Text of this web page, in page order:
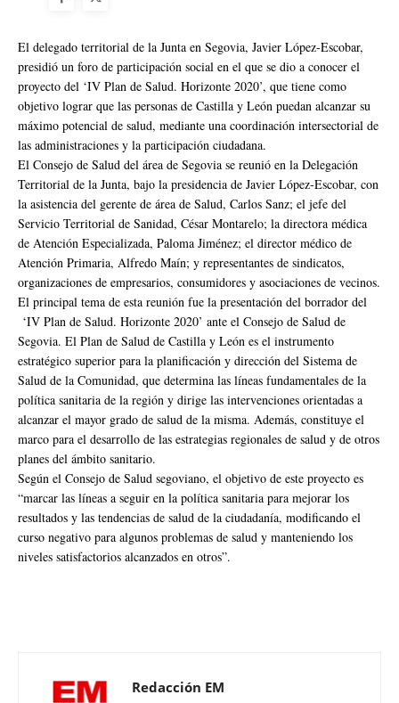
El delegado territorial de la Junta en Segovia, Javier López-Escobar,
presidió un foro de participación social en el que se dio a conocer el
proyecto del ‘IV Plan de Salud. Horizonte 2020’, que tiene como
objetivo lograr que las personas de Castilla y León puedan alcanzar su
máximo potencial de salud, mediante una coordinación intersectorial de
las administraciones y la participación ciudadana.
El Consejo de Salud del área de Segovia se reunió en la Delegación
Territorial de la Junta, bajo la presidencia de Javier López-Escobar, con
la asistencia del gerente de área de Salud, Carlos Sanz; el jefe del
Servicio Territorial de Sanidad, César Montarelo; la directora médica
de Atención Especializada, Paloma Jiménez; el director médico de
Atención Primaria, Alfredo Maín; y representantes de sindicatos,
organizaciones de empresarios, consumidores y asociaciones de vecinos.
El principal tema de esta reunión fue la presentación del borrador del
‘IV Plan de Salud. Horizonte 2020’ ante el Consejo de Salud de
Segovia. El Plan de Salud de Castilla y León es el instrumento
estratégico superior para la planificación y dirección del Sistema de
Salud de la Comunidad, que determina las líneas fundamentales de la
política sanitaria de la región y dirige las intervenciones orientadas a
alcanzar el mayor grado de salud de la misma. Además, constituye el
marco para el desarrollo de las estrategias regionales de salud y de otros
planes del ámbito sanitario.
Según el Consejo de Salud segoviano, el objetivo de este proyecto es
“marcar las líneas a seguir en la política sanitaria para mejorar los
resultados y las tendencias de salud de la ciudadanía, modificando el
curso negativo para algunos problemas de salud y manteniendo los
niveles satisfactorios alcanzados en otros”.
Redacción EM